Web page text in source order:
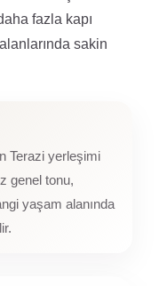
fazla kapı
sakin
Terazi yerleşimi
genel tonu,
yaşam alanında